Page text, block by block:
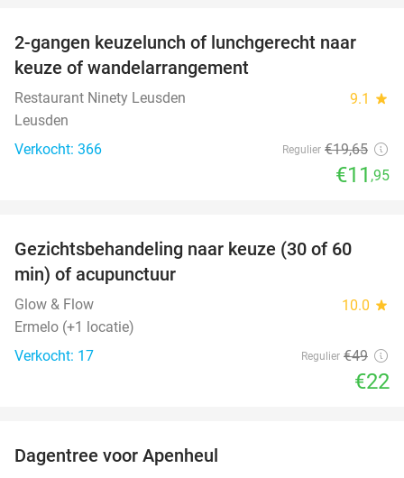
39%
2-gangen keuzelunch of lunchgerecht naar
keuze of wandelarrangement
Restaurant Ninety Leusden 9.1 star
Leusden
Verkocht: 366
Regulier €19,65
€11 ,95
55%
Gezichtsbehandeling naar keuze (30 of 60
min) of acupunctuur
Glow & Flow 10.0 star
Ermelo (+1 locatie)
Verkocht: 17
Regulier €49
€22
Dagentree voor Apenheul